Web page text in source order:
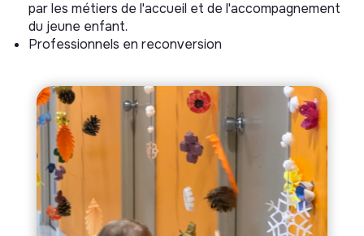
par les métiers de l'accueil et de l'accompagnement
du jeune enfant.
Professionnels en reconversion